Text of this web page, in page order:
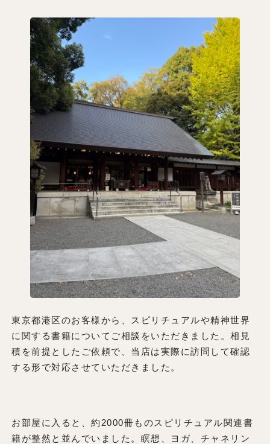
東京都港区のお客様から、スピリチュアルや精神世界
に関する書籍についてご相談をいただきました。相見
積を前提としたご依頼で、当店は実際に訪問して確認
する形で対応させていただきました。
お部屋に入ると、約2000冊ものスピリチュアル関連書
籍が整然と並んでいました。瞑想、ヨガ、チャネリン